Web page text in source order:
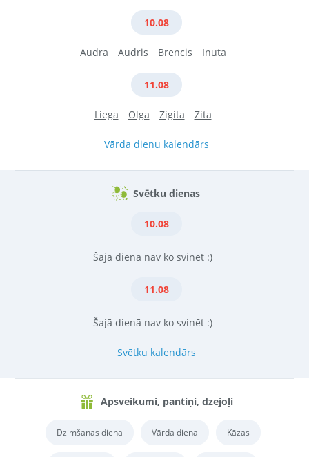
10.08
Audra Audris Brencis Inuta
11.08
Liega Olga Zigita Zita
Vārda dienu kalendārs
Svētku dienas
10.08
Šajā dienā nav ko svinēt :)
11.08
Šajā dienā nav ko svinēt :)
Svētku kalendārs
Apsveikumi, pantiņi, dzejoļi
Dzimšanas diena Vārda diena Kāzas